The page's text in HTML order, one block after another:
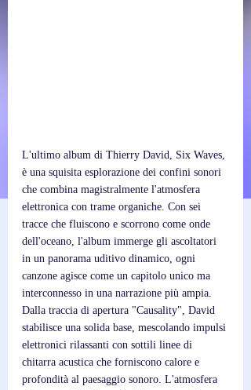
L'ultimo album di Thierry David, Six Waves,
è una squisita esplorazione dei confini sonori
che combina magistralmente l'atmosfera
elettronica con trame organiche. Con sei
tracce che fluiscono e scorrono come onde
dell'oceano, l'album immerge gli ascoltatori
in un panorama uditivo dinamico, ogni
canzone agisce come un capitolo unico ma
interconnesso in una narrazione più ampia.
Dalla traccia di apertura "Causality", David
stabilisce una solida base, mescolando impulsi
elettronici rilassanti con sottili linee di
chitarra acustica che forniscono calore e
profondità al paesaggio sonoro. L'atmosfera